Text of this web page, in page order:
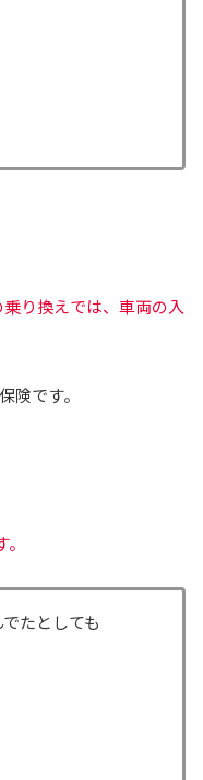
り換えでは、車両の入
険です。
たとしても